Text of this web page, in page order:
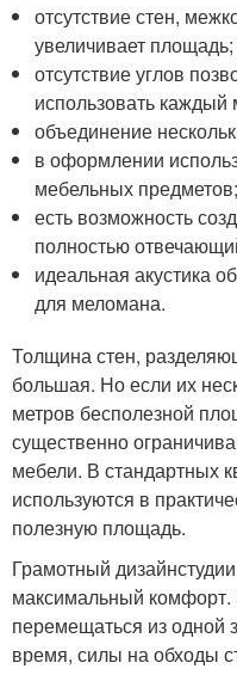
отсутствие стен,
увеличивает площадь;
отсутствие углов
использовать каждый
объединение
в оформлении
мебельных предметов;
есть возможность
полностью
идеальная акустика
для меломана.
Толщина стен,
большая. Но если их
метров бесполезной
существенно
мебели. В стандартных
используются в
полезную площадь.
Грамотный
максимальный
перемещаться из одной
время, силы на обходы